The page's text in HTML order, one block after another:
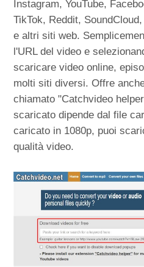
Instagram, YouTube,
TikTok, Reddit,
e altri siti web.
l'URL del video e
scaricare video online,
molti siti diversi. Offre
chiamato "Catchvideo
scaricato dipende dal file
caricato in 1080p, puoi
qualità video.